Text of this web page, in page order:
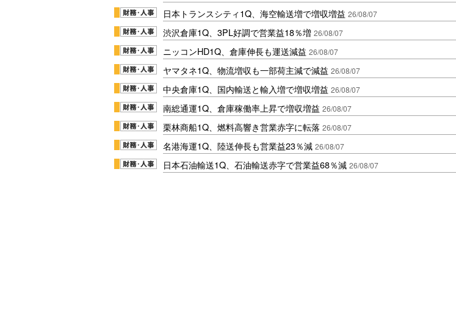
日本トランスシティ1Q、海空輸送増で増収増益 26/08/07
渋沢倉庫1Q、3PL好調で営業益18％増 26/08/07
ニッコンHD1Q、倉庫伸長も運送減益 26/08/07
ヤマタネ1Q、物流増収も一部荷主減で減益 26/08/07
中央倉庫1Q、国内輸送と輸入増で増収増益 26/08/07
南総通運1Q、倉庫稼働率上昇で増収増益 26/08/07
栗林商船1Q、燃料高響き営業赤字に転落 26/08/07
名港海運1Q、陸送伸長も営業益23％減 26/08/07
日本石油輸送1Q、石油輸送赤字で営業益68％減 26/08/07